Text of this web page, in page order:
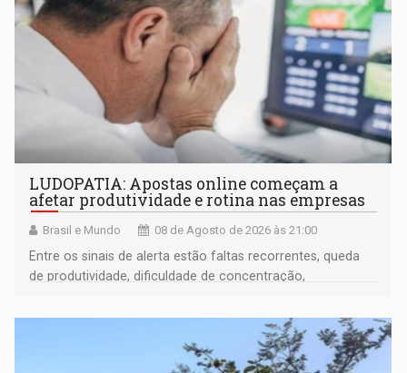
LUDOPATIA: Apostas online começam a
afetar produtividade e rotina nas empresas
Brasil e Mundo 08 de Agosto de 2026 às 21:00
Entre os sinais de alerta estão faltas recorrentes, queda
de produtividade, dificuldade de concentração,